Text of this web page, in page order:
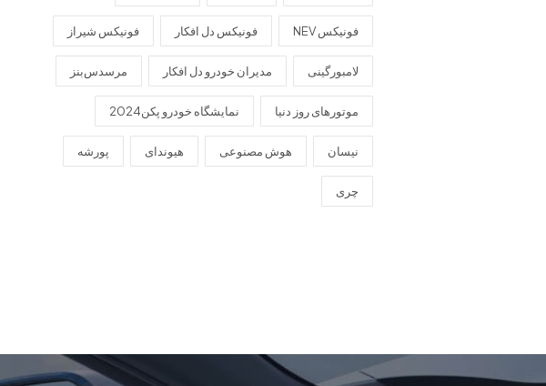
فونیکس NEV فونیکس دل افکار فونیکس شیراز
لامبورگینی مدیران خودرو دل افکار مرسدس‌بنز
موتورهای روز دنیا نمایشگاه خودرو پکن2024
نیسان هوش مصنوعی هیوندای پورشه
چری